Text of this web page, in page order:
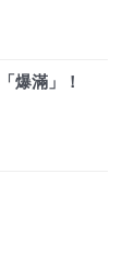
爆滿」！